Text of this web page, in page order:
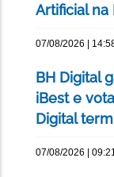
Artificial na
07/08/2026 |
BH Digital
iBest e
Digital
07/08/2026 |